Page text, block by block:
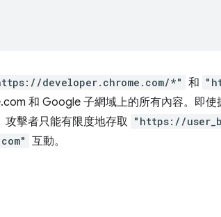
developer.chrome.com/*" 和
和 Google 子網域上的所有內容。即
攻擊者只能有限度地存取 "https://
互動。